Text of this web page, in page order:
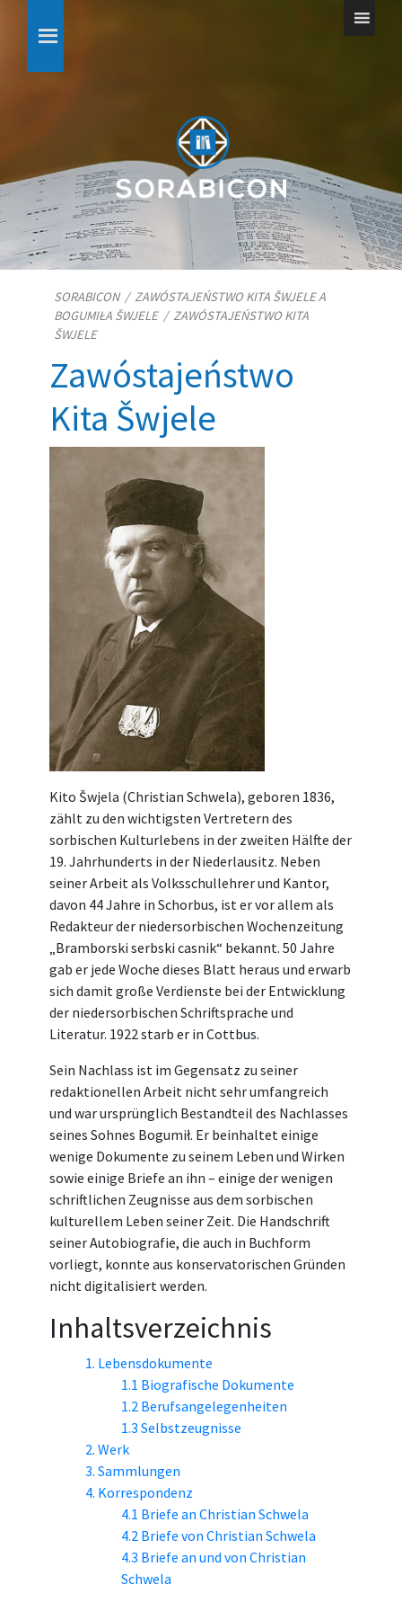
SORABICON/ ZAWÓSTAJEŃSTWO KITA ŠWJELE A
BOGUMIŁA ŠWJELE/ ZAWÓSTAJEŃSTWO KITA
ŠWJELE
Zawóstajeństwo
Kita Šwjele
Kito Šwjela (Christian Schwela), geboren 1836,
zählt zu den wichtigsten Vertretern des
sorbischen Kulturlebens in der zweiten Hälfte der
19. Jahrhunderts in der Niederlausitz. Neben
seiner Arbeit als Volksschullehrer und Kantor,
davon 44 Jahre in Schorbus, ist er vor allem als
Redakteur der niedersorbischen Wochenzeitung
„Bramborski serbski casnik“ bekannt. 50 Jahre
gab er jede Woche dieses Blatt heraus und erwarb
sich damit große Verdienste bei der Entwicklung
der niedersorbischen Schriftsprache und
Literatur. 1922 starb er in Cottbus.
Sein Nachlass ist im Gegensatz zu seiner
redaktionellen Arbeit nicht sehr umfangreich
und war ursprünglich Bestandteil des Nachlasses
seines Sohnes Bogumił. Er beinhaltet einige
wenige Dokumente zu seinem Leben und Wirken
sowie einige Briefe an ihn – einige der wenigen
schriftlichen Zeugnisse aus dem sorbischen
kulturellem Leben seiner Zeit. Die Handschrift
seiner Autobiografie, die auch in Buchform
vorliegt, konnte aus konservatorischen Gründen
nicht digitalisiert werden.
Inhaltsverzeichnis
1. Lebensdokumente
1.1 Biografische Dokumente
1.2 Berufsangelegenheiten
1.3 Selbstzeugnisse
2. Werk
3. Sammlungen
4. Korrespondenz
4.1 Briefe an Christian Schwela
4.2 Briefe von Christian Schwela
4.3 Briefe an und von Christian
Schwela